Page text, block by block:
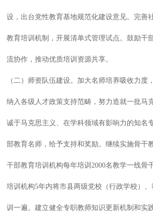
设，出台党性教育基地规范化建设意见。完善
教育培训机制，开展清单式管理试点。鼓励干
流协作，推动优质培训资源共享。
（二）师资队伍建设。加大名师培养吸收力度
纳入各级人才政策支持范畴，努力造就一批马
诚于马克思主义、在学科领域有影响力的知名
部教育名师，给予支持和奖励。继续实施骨干
干部教育培训机构每年培训2000名教学一线骨
培训机构5年内将市县两级党校（行政学校）
训一遍。建立健全专职教师知识更新机制和实